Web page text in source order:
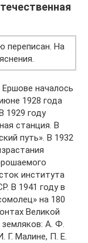
переписан. На
началось
1928 года
1929 году
станция. В
путь». В 1932
института
В 1941 году в
на 180
Великой
А. Ф.
Г. Малине, П. Е.